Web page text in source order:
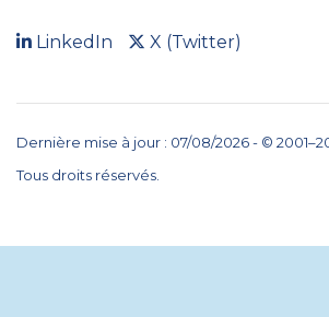
LinkedIn X (Twitter)
Dernière mise à jour : 07/08/2026 - ©
Tous droits réservés.